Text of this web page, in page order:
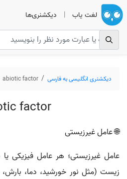
لغت یاب | دیکشنری‌ها
دیکشنری انگلیسی به فارسی abiotic factor
factor
🌐 عامل غیرزیستی
عامل غیرزیستی؛ هر عامل فیزیکی